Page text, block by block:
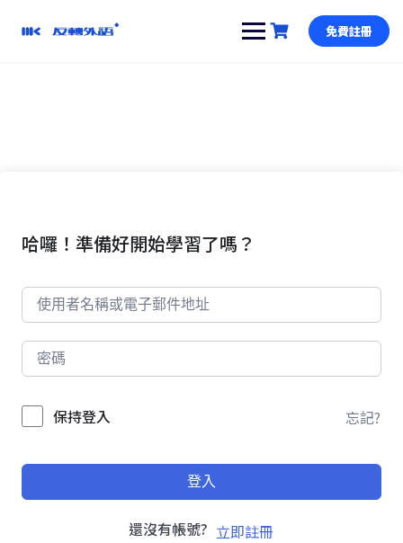
免費註冊
哈囉！準備好開始學習了嗎？
保持登入 忘記?
登入
還沒有帳號? 立即註冊